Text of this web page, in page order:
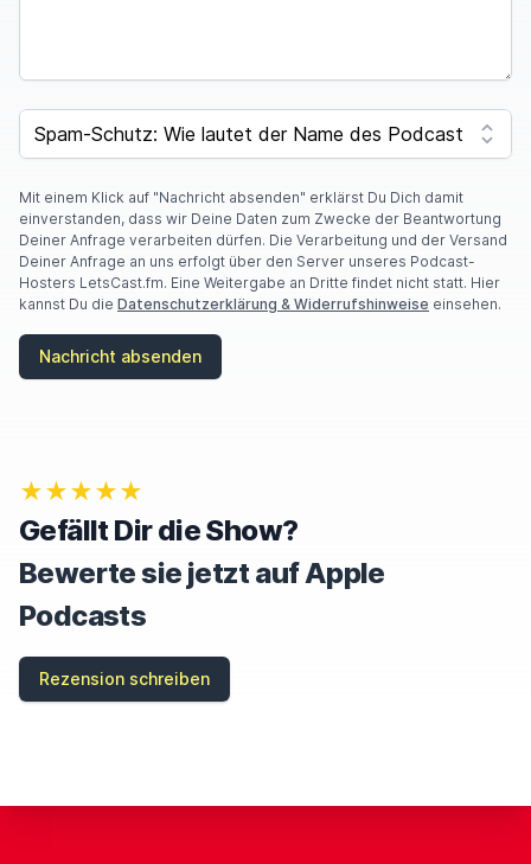
SPAM CAPTCHA
Mit einem Klick auf "Nachricht absenden" erklärst Du Dich damit
einverstanden, dass wir Deine Daten zum Zwecke der Beantwortung
Deiner Anfrage verarbeiten dürfen. Die Verarbeitung und der Versand
Deiner Anfrage an uns erfolgt über den Server unseres Podcast-
Hosters LetsCast.fm. Eine Weitergabe an Dritte findet nicht statt. Hier
kannst Du die Datenschutzerklärung & Widerrufshinweise einsehen.
Nachricht absenden
★★★★★
Gefällt Dir die Show?
Bewerte sie jetzt auf Apple
Podcasts
Rezension schreiben